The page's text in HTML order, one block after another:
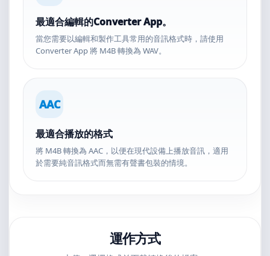
最適合編輯的Converter App。
當您需要以編輯和製作工具常用的音訊格式時，請使用
Converter App 將 M4B 轉換為 WAV。
AAC
最適合播放的格式
將 M4B 轉換為 AAC，以便在現代設備上播放音訊，適用
於需要純音訊格式而無需有聲書包裝的情境。
運作方式